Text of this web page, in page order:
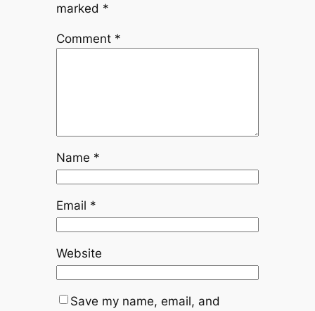
marked *
Comment *
Name *
Email *
Website
Save my name, email, and